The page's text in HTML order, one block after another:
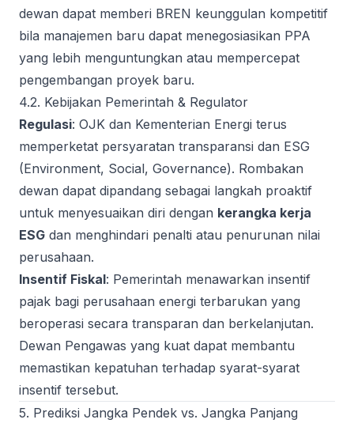
dewan dapat memberi BREN keunggulan kompetitif
bila manajemen baru dapat menegosiasikan PPA
yang lebih menguntungkan atau mempercepat
pengembangan proyek baru.
4.2. Kebijakan Pemerintah & Regulator
Regulasi: OJK dan Kementerian Energi terus
memperketat persyaratan transparansi dan ESG
(Environment, Social, Governance). Rombakan
dewan dapat dipandang sebagai langkah proaktif
untuk menyesuaikan diri dengan kerangka kerja
ESG dan menghindari penalti atau penurunan nilai
perusahaan.
Insentif Fiskal: Pemerintah menawarkan insentif
pajak bagi perusahaan energi terbarukan yang
beroperasi secara transparan dan berkelanjutan.
Dewan Pengawas yang kuat dapat membantu
memastikan kepatuhan terhadap syarat-syarat
insentif tersebut.
5. Prediksi Jangka Pendek vs. Jangka Panjang